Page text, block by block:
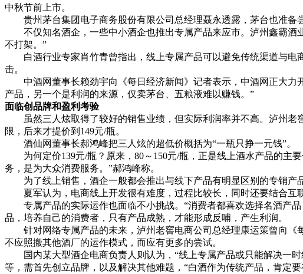
中秋节前上市。
贵州茅台集团电子商务股份有限公司总经理聂永透露，茅台也准备
不仅知名酒企，一些中小酒企也推出专属产品来应市。泸州鑫霸酒
不打架。”
白酒行业专家肖竹青曾指出，线上专属产品可以避免传统渠道与电
击。
中酒网董事长赖劲宇向《每日经济新闻》记者表示，中酒网正大力
产品，另一个是利润的来源，仅卖茅台、五粮液难以赚钱。”
面临创品牌和盈利考验
虽然三人炫取得了较好的销售业绩，但实际利润率并不高。泸州老
限，后来才提价到149元/瓶。
酒仙网董事长郝鸿峰把三人炫的超低价概括为“一瓶只挣一元钱”。
为何定价139元/瓶？原来，80～150元/瓶，正是线上酒水产品的主要
务，是为大众消费服务。”郝鸿峰称。
为了线上销售，酒企一般都会推出与线下产品有明显区别的专销产
夏军认为，电商线上开发很有难度，过程比较长，同时还要结合互
专属产品的实际运作也面临不小挑战。“消费者都喜欢选择名酒产品
品，培养自己的消费者，只有产品成熟，才能形成反哺，产生利润。
针对网络专属产品的未来，泸州老窖电商公司总经理康运策曾向《
不应照搬其他酒厂的运作模式，而应有更多的尝试。
国内某大型酒企电商负责人则认为，“线上专属产品或只能解决一时
等，需首先创立品牌，以及解决其他难题，“白酒作为传统产品，肯定